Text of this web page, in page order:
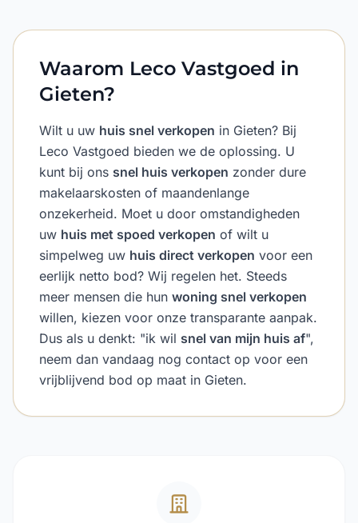
Waarom Leco Vastgoed in
Gieten?
Wilt u uw huis snel verkopen in Gieten? Bij
Leco Vastgoed bieden we de oplossing. U
kunt bij ons snel huis verkopen zonder dure
makelaarskosten of maandenlange
onzekerheid. Moet u door omstandigheden
uw huis met spoed verkopen of wilt u
simpelweg uw huis direct verkopen voor een
eerlijk netto bod? Wij regelen het. Steeds
meer mensen die hun woning snel verkopen
willen, kiezen voor onze transparante aanpak.
Dus als u denkt: "ik wil snel van mijn huis af",
neem dan vandaag nog contact op voor een
vrijblijvend bod op maat in Gieten.